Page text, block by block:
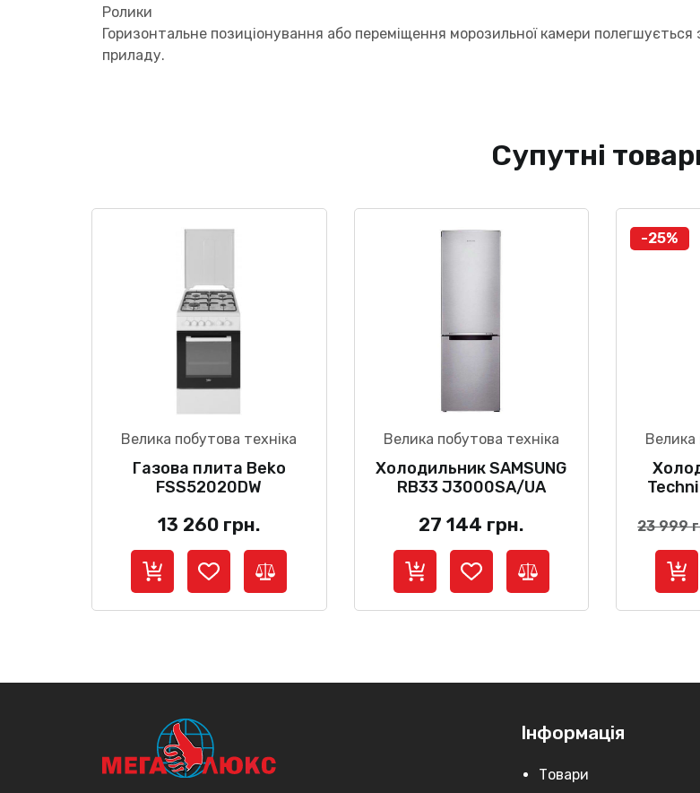
Ролики
Горизонтальне позиціонування або переміщення морозильної камери
приладу.
Супутні
Велика побутова техніка
Газова плита Beko
FSS52020DW
13 260 грн.
Велика побутова техніка
Холодильник SAMSUNG
RB33 J3000SA/UA
27 144 грн.
-25%
Велика
23 999
Інформація
Товари